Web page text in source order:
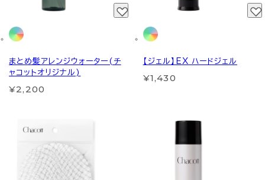
まとめ髪アレンジウォーター(チ
ャコットオリジナル)
¥2,200
【ジェル】EX ハードジェル
¥1,430